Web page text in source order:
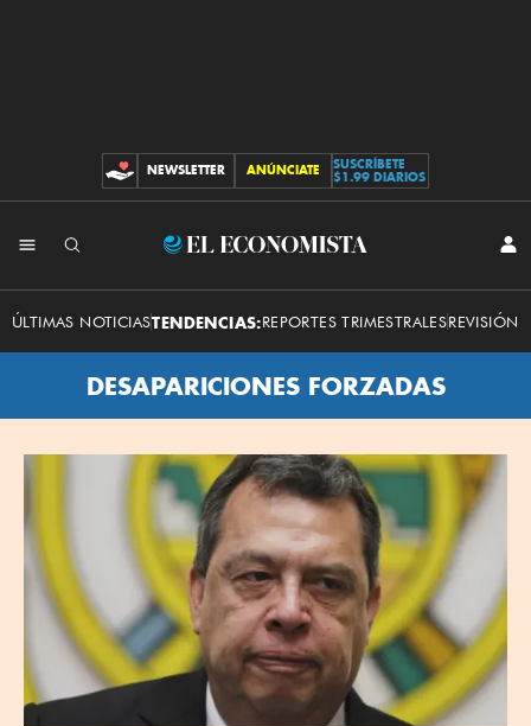
CONTRIBUCIONES
NEWSLETTER ANÚNCIATE
SUSCRÍBETE
$1.99 DIARIOS
El
Economista
ÚLTIMAS NOTICIASTENDENCIAS:REPORTES TRIMESTRALESREVISIÓN
DESAPARICIONES FORZADAS